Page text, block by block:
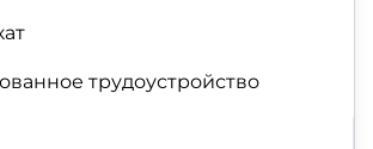
трудоустройство